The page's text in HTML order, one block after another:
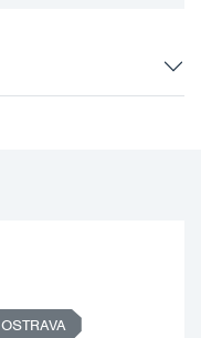
OSTRAVA